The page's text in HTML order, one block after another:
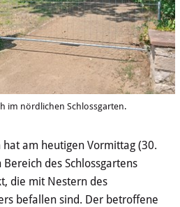
im nördlichen Schlossgarten.
am heutigen Vormittag (30.
des Schlossgartens
die mit Nestern des
befallen sind. Der betroffene